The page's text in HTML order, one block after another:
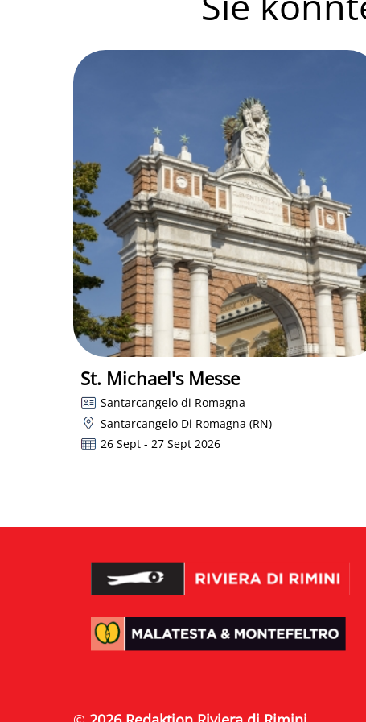
St. Michael's Messe
Santarcangelo di Romagna
Santarcangelo Di Romagna (RN)
26 Sept - 27 Sept 2026